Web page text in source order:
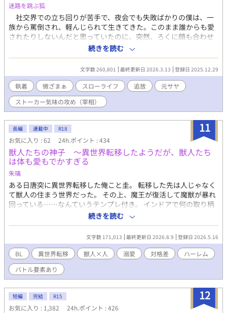
迷路を跳ぶ狐
社交界での立ち回りが苦手で、夜会でも失敗ばかりの僕は、一
族から罵倒され、軽んじられて生きてきた。このまま誰からも愛
されたりしないんだと思っていたのに、突然、ろくに顔も合わせ
てくれない公爵家の宰相様と婚約することになってしまう。 だ
けど、婚約なんて名ばかりで、会話を交わすことはなく、同じ王
城にいるはずなのに、顔も合わせない。 それでも、公爵家の役
に立ちたくて頑張ったつもりだった。夜遅くまで魔法のことを学
び、必要な魔法も身につけ、正式に婚約が発表される日を楽しみ
にしていた。 けれど、ある日僕は、公爵家と王家を害そうとし
ているのではないかと疑われてしまう。 否定しても誰も聞いて
くれない。それが原因で婚約するという話もなくなり、僕は幽閉
されることが決まる。 ほとんど話したことすらない、僕の婚約
者になるはずだった宰相様は、これまでどおり、ろくに言葉も交
わさないまま、「婚約は考え直すことになった」とだけ告げて去
って行った。 寂しいと言えば寂しかった。彼に相応しくなりた
くて、頑張ってきたつもりだったから。だけど、仕方ないん
だ…… 全てを諦めて、王都からは遠い、幽閉の砦に連れてこら
れた僕は、そこで新たな生活を始める。食事を用意したり、荒れ
果てた砦を修復したりして、結構楽しく暮らせていると思ってい
たのに、その後も貴族たちの争いに巻き込まれるし、何度も宰相
様にも会うことになってしまう。何なんだ……僕はここが気に入
っているし、のんびり暮らしたいだけなんです！ 僕に構ってな
いで諦めてください！ ＊残酷な描写があり、攻め（宰相）が受け
以外に非道なことをしたりしますが、受けには優しいです。
続きを読む
文字数 260,801 最終更新日 2026.3.13 登録日 2025.12.29
執着 微ざまぁ スローライフ 追放
元サヤ
ストーカー気味の攻め（宰相）
11
長編 連載中 R18
お気に入り : 62 24h.ポイント : 434
獣人たちの神子 ～異世界転移したようだが、獣人たち
は体も愛もでかすぎる
朱璃
ある日唐突に異世界転移した俺こと圭。 転移した先は人じゃなく
て獣人の住まう世界だった。 その上、魔王が復活して魔獣が暴れ
回っている……なんていうテンプレ付き。 インドアで何の取り柄
もない俺に何ができると思ったが、サポートのバフ要員の神子と
呼ばれるポジションらしい。 仕事に疲れてたし、俺自身が戦わな
いなら、まぁ……とのんびり巨大猫との二人暮らしを満喫してい
たんだけど。 なんか獣人たちの様子が、いろいろとおかしくない
ですか？ 獣人は神子を好きになりやすい、ってどういうこと！？
※3章の途中でR-18が入る予定（お相手は複数います） ※「小説
家になろう」にも投稿しています
続きを読む
文字数 171,013 最終更新日 2026.8.9 登録日 2026.5.16
BL 異世界転移 獣人×人 溺愛 対格差
ハーレム
バトル要素あり
12
短編 完結 R15
お気に入り : 1,382 24h.ポイント : 426